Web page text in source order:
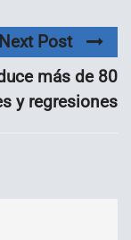
Next Post
más de 80
y regresiones